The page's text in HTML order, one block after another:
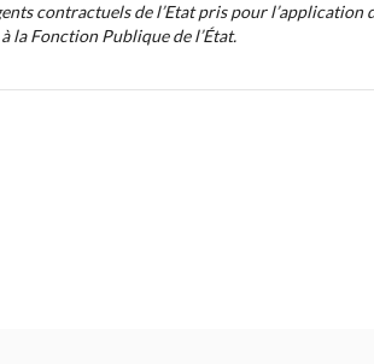
contractuels de l’Etat pris pour l’application
la Fonction Publique de l’État.